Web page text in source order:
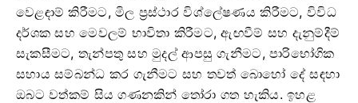
වෙළඳාම් කිරීමට, මිල ප්‍රස්ථාර විශ්ලේෂණය කිරීමට, විවිධ
දර්ශක සහ මෙවලම් භාවිතා කිරීමට, ඇඟවීම් සහ දැනුම්දීම්
සැකසීමට, තැන්පතු සහ මුදල් ආපසු ගැනීමට, පාරිභෝගික
සහාය සම්බන්ධ කර ගැනීමට සහ තවත් බොහෝ දේ සඳහා
ඔබට වත්කම් සිය ගණනකින් තෝරා ගත හැකිය. ඉහළ